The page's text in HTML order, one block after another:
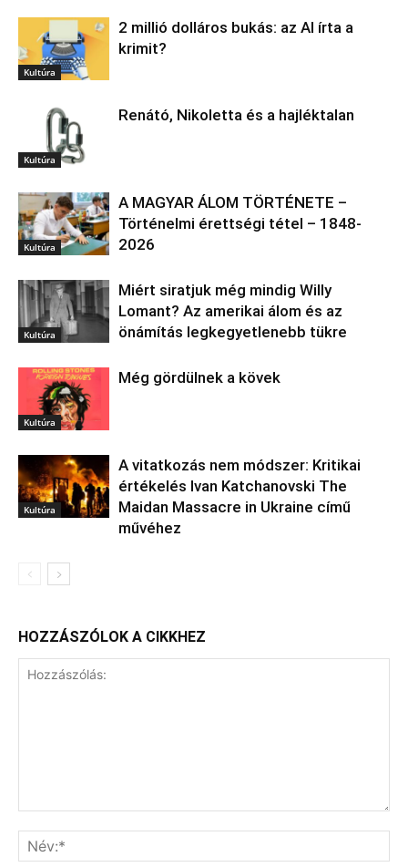
Kultúra
2 millió dolláros bukás: az AI írta a
krimit?
Kultúra
Renátó, Nikoletta és a hajléktalan
Kultúra
A MAGYAR ÁLOM TÖRTÉNETE –
Történelmi érettségi tétel – 1848-
2026
Kultúra
Miért siratjuk még mindig Willy
Lomant? Az amerikai álom és az
önámítás legkegyetlenebb tükre
Kultúra
Még gördülnek a kövek
Kultúra
A vitatkozás nem módszer: Kritikai
értékelés Ivan Katchanovski The
Maidan Massacre in Ukraine című
művéhez
HOZZÁSZÓLOK A CIKKHEZ